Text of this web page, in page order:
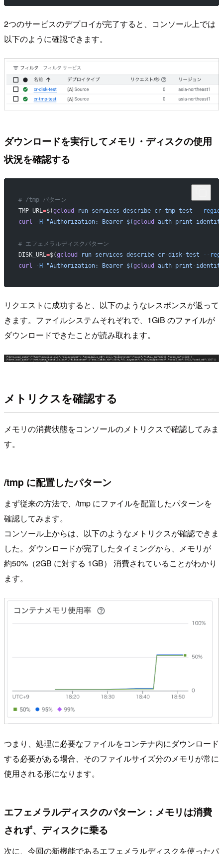
2つのサービスのデプロイが完了すると、コンソール上では
以下のように確認できます。
ダウンロードを実行してメモリ・ディスクの使用
状況を確認する
# /tmp パターン
TMP_URL=$(gcloud run services describe cr-tmp-test --
curl -H "Authorization: Bearer $(gcloud auth print-
# エフェメラルディスクパターン
DISK_URL=$(gcloud run services describe cr-disk-test --
curl -H "Authorization: Bearer $(gcloud auth print-
リクエストに成功すると、以下のようなレスポンスが返って
きます。ファイルシステムそれぞれで、1GiB のファイルが
ダウンロードできたことが読み取れます。
メトリクスを確認する
メモリの消費状態をコンソールのメトリクスで確認してみま
す。
/tmp に配置したパターン
まず従来の方法で、/tmp にファイルを配置したパターンを
確認してみます。
コンソール上からは、以下のようなメトリクスが確認できま
した。ダウンロードが完了したタイミングから、メモリが
約50%（2GB に対する 1GB） 消費されていることがわかり
ます。
つまり、処理に必要なファイルをコンテナ内にダウンロード
する必要がある場合、そのファイルサイズ分のメモリが常に
使用される形になります。
エフェメラルディスクのパターン：メモリは消費
されず、ディスクに乗る
次に、今回の新機能であるエフェメラルディスクを使ったパ